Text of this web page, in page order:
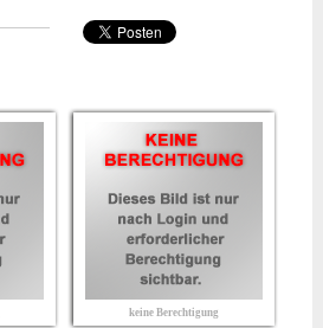
keine Berechtigung